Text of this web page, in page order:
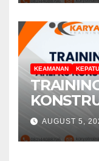
KEAMANAN
AUGUST 5,